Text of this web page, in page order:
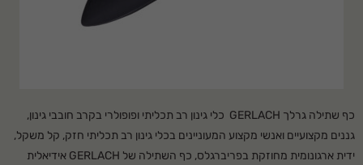
כף שתילה גרלך GERLACH כלי גינון רב תכליתי ופופולרי בקרב חובבי גינון,
גננים מקצועיים ואנשי מקצוע המעוניינים בכלי גינון רב תכליתי חזק, קל משקל,
ידית ארגונומית מחוזקת בפריברגלס, כף השתילה של GERLACH אידיאלית